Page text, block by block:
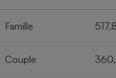
Famille
Couple